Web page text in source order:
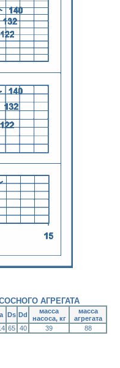
АГРЕГАТА
a Ds Dd
масса
насоса, кг
масса
агрегата
65 40 39 88